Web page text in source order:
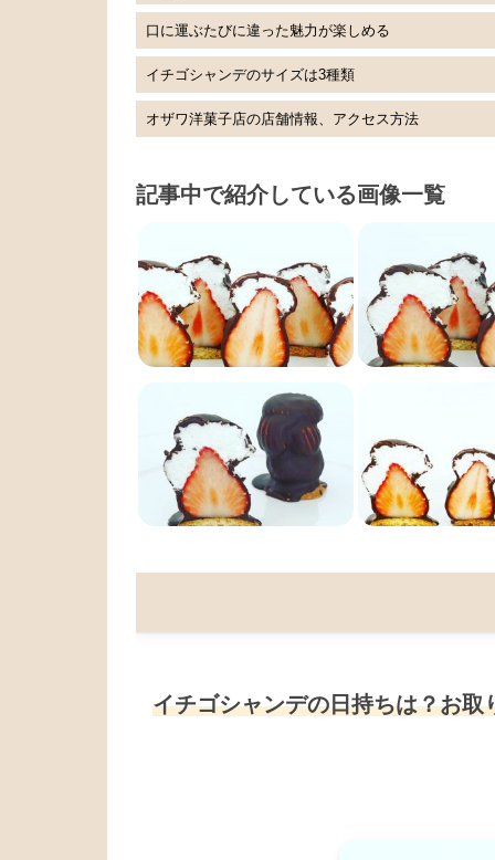
口に運ぶたびに違った魅力が楽しめる
イチゴシャンデのサイズは3種類
オザワ洋菓子店の店舗情報、アクセス方法
記事中で紹介している画像一覧
イチゴシャンデの日持ちは？お取